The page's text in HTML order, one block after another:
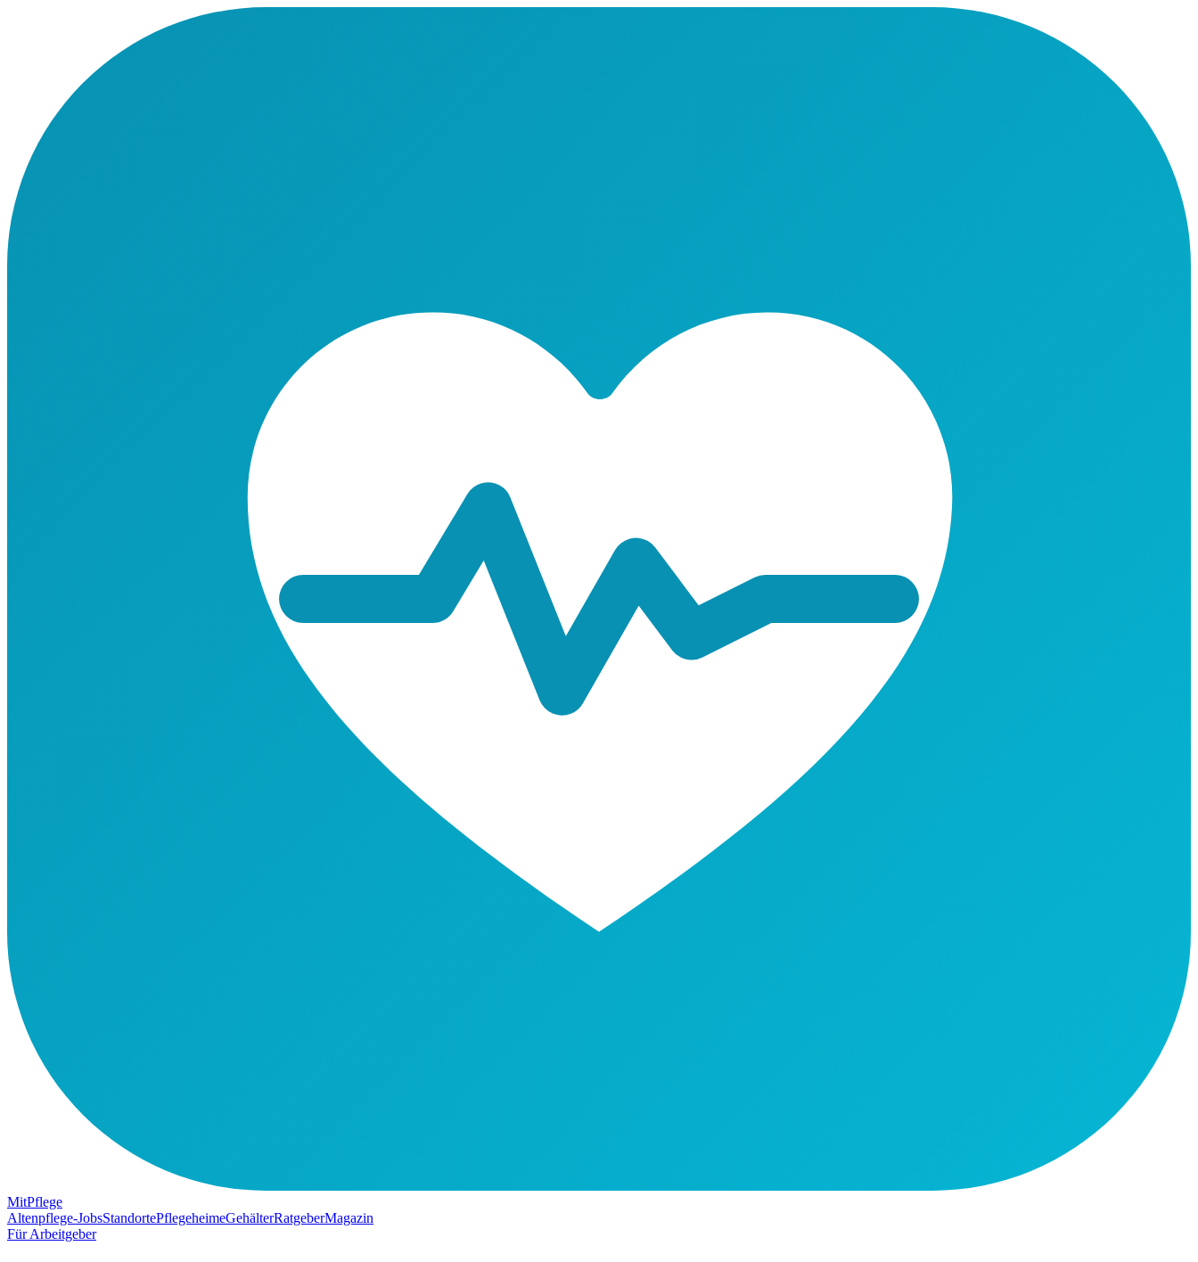
MitPflege
Altenpflege-JobsStandortePflegeheimeGehälterRatgeberMagazin
Für Arbeitgeber